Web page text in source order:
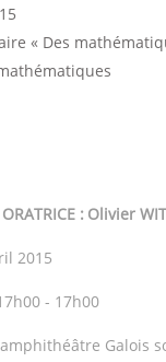
« Des
: Olivier
2015
- 17h00
Galois